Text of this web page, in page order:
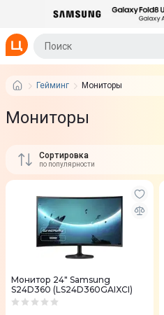
Гейминг Мониторы
Мониторы
Сортировка
по популярности
Монитор 24" Samsung
S24D360 (LS24D360GAIXCI)